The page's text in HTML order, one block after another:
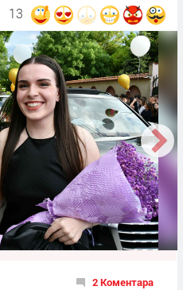
13
2 Коментара